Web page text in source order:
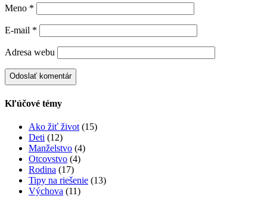
Meno *
E-mail *
Adresa webu
Kľúčové témy
Ako žiť život (15)
Deti (12)
Manželstvo (4)
Otcovstvo (4)
Rodina (17)
Tipy na riešenie (13)
Výchova (11)